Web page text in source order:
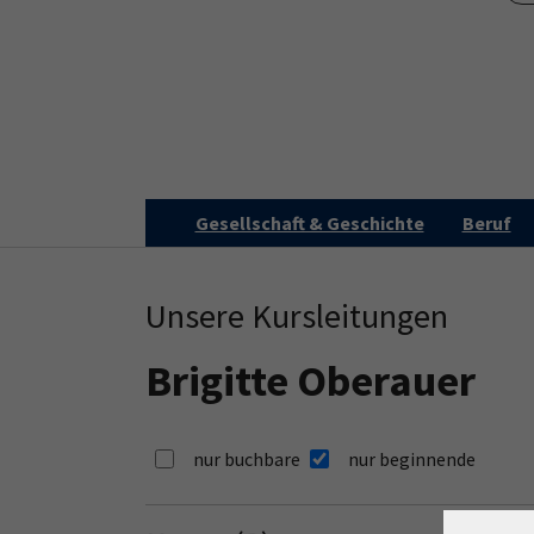
Gesellschaft & Geschichte Beruf
Unsere Kursleitungen
Brigitte Oberauer
nur buchbare nur beginnende